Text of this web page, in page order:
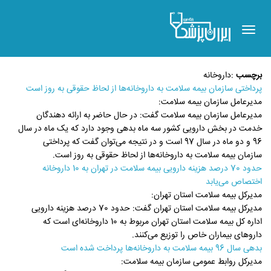
Toggle
navigation
برچسب :داروخانه
پرداختی سازمان بیمه سلامت به داروخانه‌ها از لحاظ حقوقی به روز است
مدیرعامل سازمان بیمه سلامت:
مدیرعامل سازمان بیمه سلامت گفت: در حال حاضر به ارائه دهندگان
خدمت در بخش دارویی کشور سه ماه بدهی وجود دارد که یک ماه در سال
96 و دو ماه در سال 97 است و در نتیجه می‌توان گفت که پرداختی
سازمان بیمه سلامت به داروخانه‌ها از لحاظ حقوقی به روز است.
حدود 70 درصد هزینه دارویی بیمه سلامت در تهران به 10 داروخانه
اختصاص می‌یابد
مدیرکل بیمه سلامت استان تهران:
مدیرکل بیمه سلامت استان تهران گفت: حدود 70 درصد هزینه دارویی
اداره کل بیمه سلامت استان تهران مربوط به 10 داروخانه‌ای است که
داروهای بیماران خاص را توزیع می‌کنند.
بدهی سال 96 بیمه سلامت به داروخانه‌ها پرداخت شده است
مدیرکل روابط عمومی سازمان بیمه سلامت: